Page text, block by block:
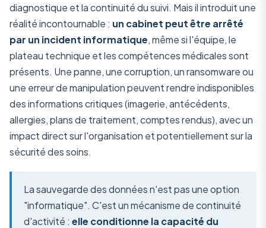
diagnostique et la continuité du suivi. Mais il introduit une
réalité incontournable : un cabinet peut être arrêté
par un incident informatique, même si l'équipe, le
plateau technique et les compétences médicales sont
présents. Une panne, une corruption, un ransomware ou
une erreur de manipulation peuvent rendre indisponibles
des informations critiques (imagerie, antécédents,
allergies, plans de traitement, comptes rendus), avec un
impact direct sur l'organisation et potentiellement sur la
sécurité des soins.
La sauvegarde des données n'est pas une option
"informatique". C'est un mécanisme de continuité
d'activité : elle conditionne la capacité du